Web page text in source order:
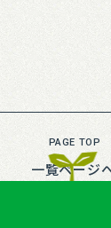
一覧ページ